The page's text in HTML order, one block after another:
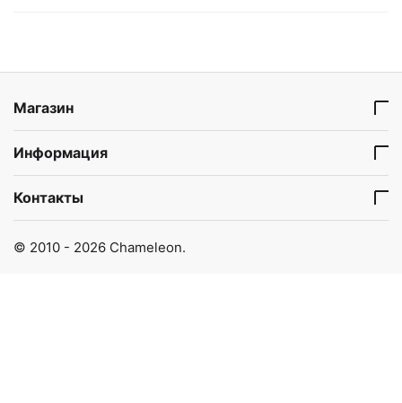
Магазин
Информация
Контакты
© 2010 - 2026 Chameleon.